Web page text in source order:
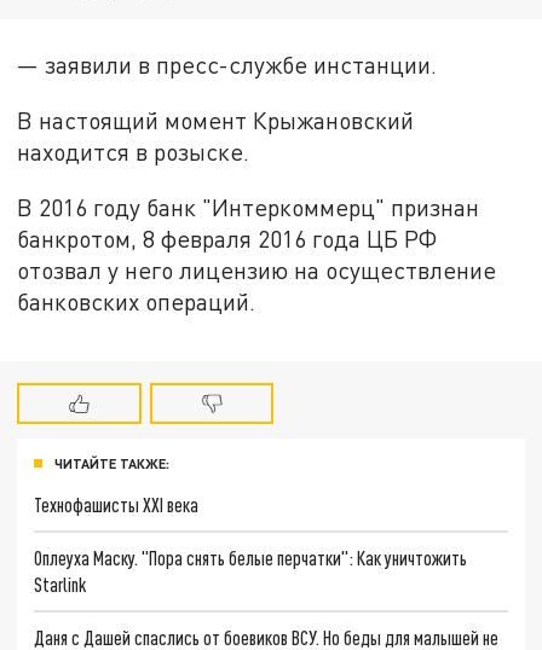
— заявили в пресс-службе инстанции.
В настоящий момент Крыжановский
находится в розыске.
В 2016 году банк "Интеркоммерц" признан
банкротом, 8 февраля 2016 года ЦБ РФ
отозвал у него лицензию на осуществление
банковских операций.
ЧИТАЙТЕ ТАКЖЕ:
Технофашисты XXI века
Оплеуха Маску. "Пора снять белые перчатки": Как уничтожить
Starlink
Даня с Дашей спаслись от боевиков ВСУ. Но беды для малышей не